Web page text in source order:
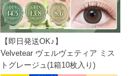
【即日発送OK♪】
Velvetear ヴェルヴェティア ミス
トグレージュ(1箱10枚入り)